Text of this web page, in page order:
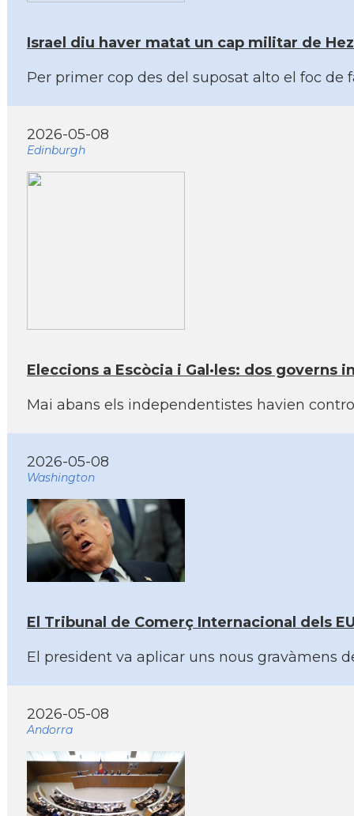
Israel diu haver matat un cap militar de
Per primer cop des del suposat alto el foc de
2026-05-08
Edinburgh
Eleccions a Escòcia i Gal·les: dos
Mai abans els independentistes havien
2026-05-08
Washington
El Tribunal de Comerç Internacional dels
El president va aplicar uns nous gravàmens
2026-05-08
Andorra